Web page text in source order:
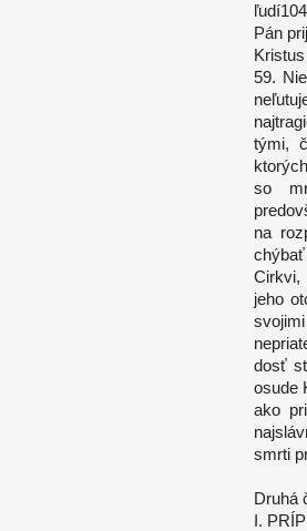
Pán
59.
tými,
so
na
chýbať
Cirkvi,
jeho
dosť
osude
ako
smrti
Druhá
I.